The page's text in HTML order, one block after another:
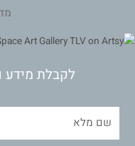
לקבלת מידע